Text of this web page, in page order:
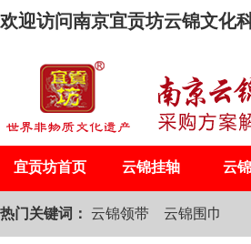
欢迎访问南京宜贡坊云锦文化
宜贡坊首页 云锦挂轴 云
热门关键词： 云锦领带 云锦围巾